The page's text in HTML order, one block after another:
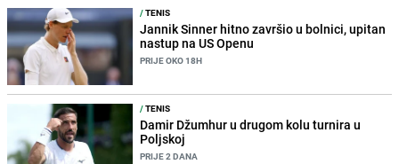
/TENIS
Jannik Sinner hitno završio u bolnici, upitan
nastup na US Openu
PRIJE OKO 18H
/TENIS
Damir Džumhur u drugom kolu turnira u
Poljskoj
PRIJE 2 DANA